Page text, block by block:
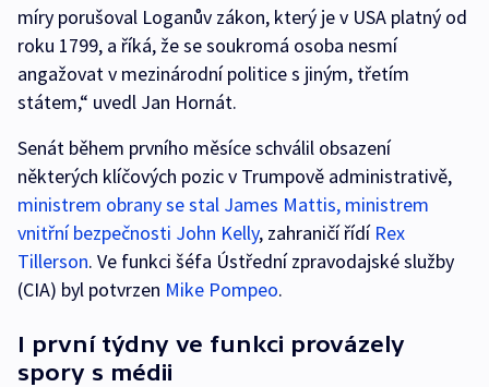
míry porušoval Loganův zákon, který je v USA platný od
roku 1799, a říká, že se soukromá osoba nesmí
angažovat v mezinárodní politice s jiným, třetím
státem,“ uvedl Jan Hornát.
Senát během prvního měsíce schválil obsazení
některých klíčových pozic v Trumpově administrativě,
ministrem obrany se stal James Mattis, ministrem
vnitřní bezpečnosti John Kelly, zahraničí řídí Rex
Tillerson. Ve funkci šéfa Ústřední zpravodajské služby
(CIA) byl potvrzen Mike Pompeo.
I první týdny ve funkci provázely
spory s médii